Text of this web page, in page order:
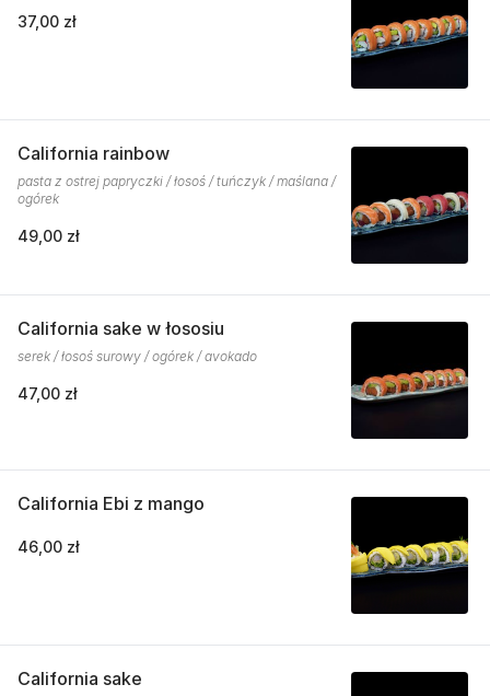
37,00 zł
California rainbow
pasta z ostrej papryczki / łosoś / tuńczyk / maślana /
ogórek
49,00 zł
California sake w łososiu
serek / łosoś surowy / ogórek / avokado
47,00 zł
California Ebi z mango
46,00 zł
California sake